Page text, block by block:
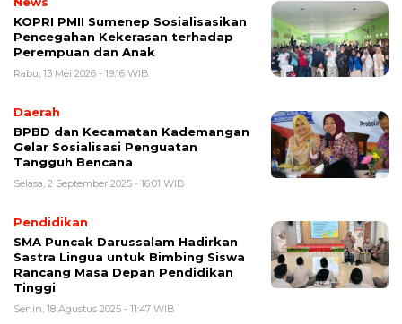
KOPRI PMII Sumenep Sosialisasikan
Pencegahan Kekerasan terhadap
Perempuan dan Anak
Rabu, 13 Mei 2026 - 19:16 WIB
Daerah
BPBD dan Kecamatan Kademangan
Gelar Sosialisasi Penguatan
Tangguh Bencana
Selasa, 2 September 2025 - 16:01 WIB
Pendidikan
SMA Puncak Darussalam Hadirkan
Sastra Lingua untuk Bimbing Siswa
Rancang Masa Depan Pendidikan
Tinggi
Senin, 18 Agustus 2025 - 11:47 WIB